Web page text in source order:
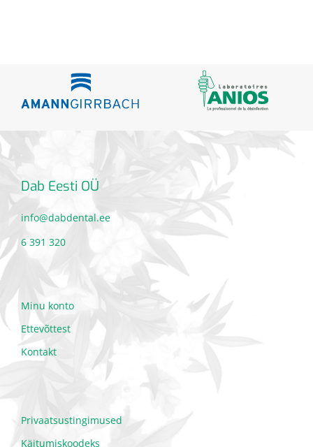
Dab Eesti OÜ
info@dabdental.ee
6 391 320
Minu konto
Ettevõttest
Kontakt
Privaatsustingimused
Käitumiskoodeks